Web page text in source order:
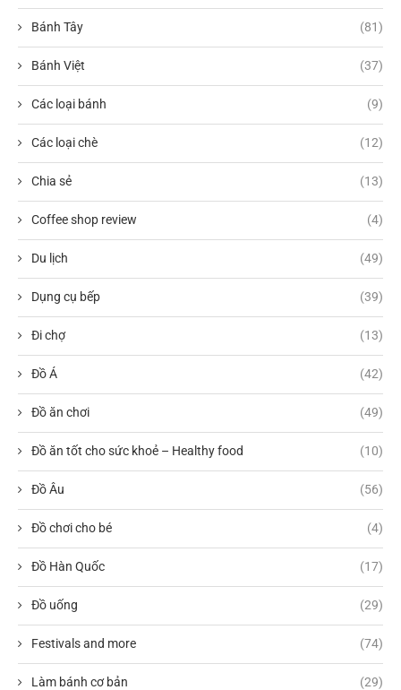
Bánh Tây (81)
Bánh Việt (37)
Các loại bánh (9)
Các loại chè (12)
Chia sẻ (13)
Coffee shop review (4)
Du lịch (49)
Dụng cụ bếp (39)
Đi chợ (13)
Đồ Á (42)
Đồ ăn chơi (49)
Đồ ăn tốt cho sức khoẻ – Healthy food (10)
Đồ Âu (56)
Đồ chơi cho bé (4)
Đồ Hàn Quốc (17)
Đồ uống (29)
Festivals and more (74)
Làm bánh cơ bản (29)